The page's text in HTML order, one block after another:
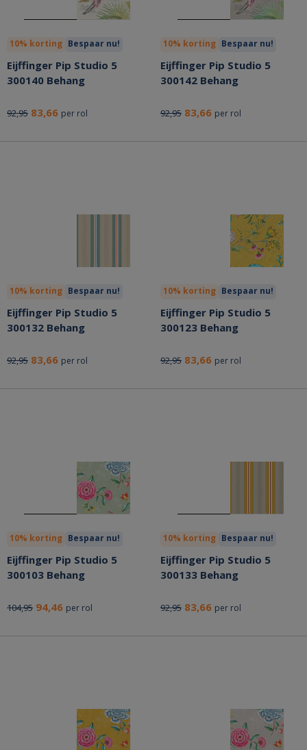
10% korting Bespaar nu!
Eijffinger Pip Studio 5
300140 Behang
92,95 83,66 per rol
10% korting Bespaar nu!
Eijffinger Pip Studio 5
300142 Behang
92,95 83,66 per rol
10% korting Bespaar nu!
Eijffinger Pip Studio 5
300132 Behang
92,95 83,66 per rol
10% korting Bespaar nu!
Eijffinger Pip Studio 5
300123 Behang
92,95 83,66 per rol
10% korting Bespaar nu!
Eijffinger Pip Studio 5
300103 Behang
104,95 94,46 per rol
10% korting Bespaar nu!
Eijffinger Pip Studio 5
300133 Behang
92,95 83,66 per rol